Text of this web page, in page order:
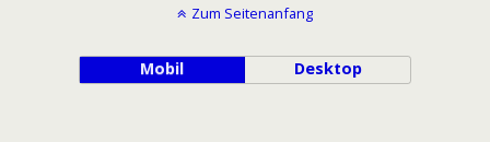
Zum Seitenanfang
Mobil Desktop